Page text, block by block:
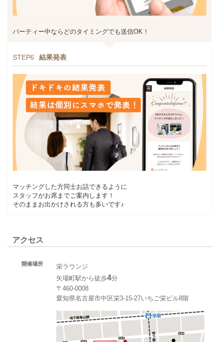
パーティー中ならどのタイミングでも送信OK！
STEP6 結果発表
マッチングした方同士お話できるように
スタッフがお席までご案内します！
そのままお出かけされる方も多いです♪
アクセス
開催場所
栄ラウンジ
矢場町駅から徒歩4分
〒460-0008
愛知県名古屋市中区栄3-15-27いちご栄ビル8階